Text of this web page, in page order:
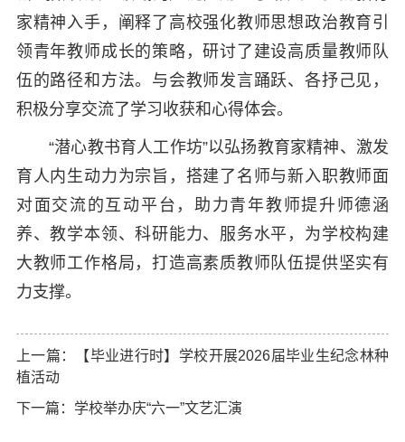
家精神入手，阐释了高校强化教师思想政治教育引
领青年教师成长的策略，研讨了建设高质量教师队
伍的路径和方法。与会教师发言踊跃、各抒己见，
积极分享交流了学习收获和心得体会。
“潜心教书育人工作坊”以弘扬教育家精神、激发
育人内生动力为宗旨，搭建了名师与新入职教师面
对面交流的互动平台，助力青年教师提升师德涵
养、教学本领、科研能力、服务水平，为学校构建
大教师工作格局，打造高素质教师队伍提供坚实有
力支撑。
上一篇：【毕业进行时】学校开展2026届毕业生纪念林种
植活动
下一篇：学校举办庆“六一”文艺汇演